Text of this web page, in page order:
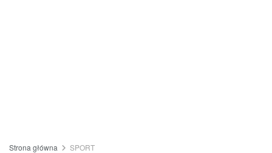
Strona główna SPORT